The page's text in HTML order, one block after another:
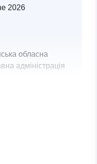
2026
обласна
адміністрація